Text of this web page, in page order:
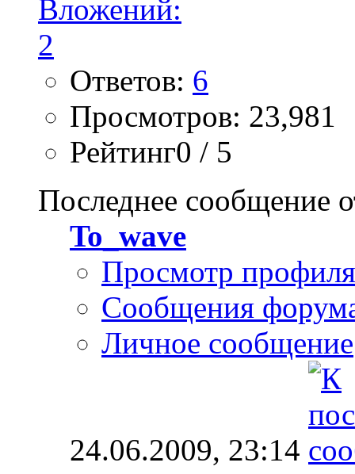
Ответов: 6
Просмотров: 23,981
Рейтинг0 / 5
Последнее сообщение
To_wave
Просмотр профиля
Сообщения
Личное сообщение
24.06.2009, 23:14